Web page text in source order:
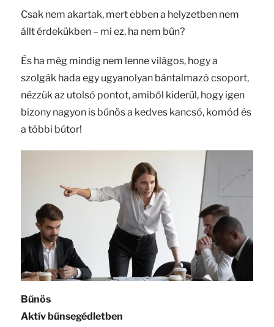
Csak nem akartak, mert ebben a helyzetben nem
állt érdekükben – mi ez, ha nem bűn?
És ha még mindig nem lenne világos, hogy a
szolgák hada egy ugyanolyan bántalmazó csoport,
nézzük az utolsó pontot, amiből kiderül, hogy igen
bizony nagyon is bűnös a kedves kancsó, komód és
a többi bútor!
Bűnös
Aktív bűnsegédletben